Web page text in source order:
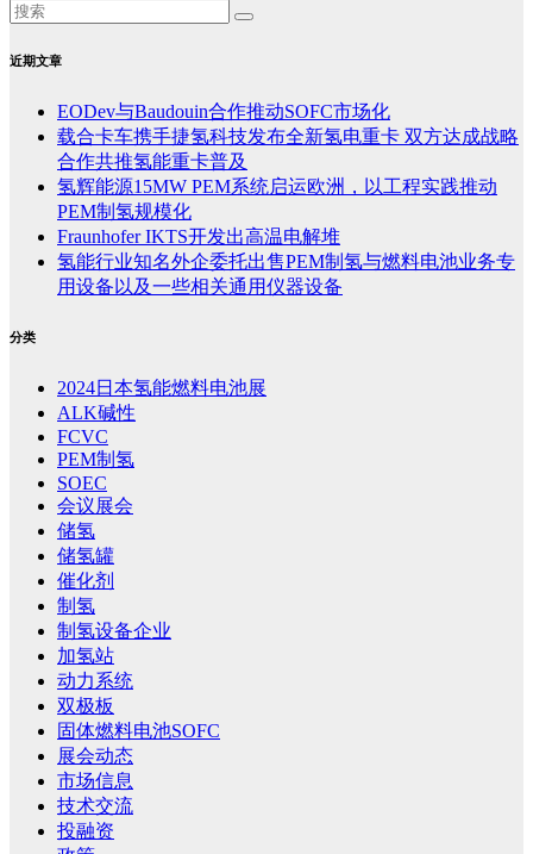
近期文章
EODev与Baudouin合作推动SOFC市场化
载合卡车携手捷氢科技发布全新氢电重卡 双方达成战略
合作共推氢能重卡普及
氢辉能源15MW PEM系统启运欧洲，以工程实践推动
PEM制氢规模化
Fraunhofer IKTS开发出高温电解堆
氢能行业知名外企委托出售PEM制氢与燃料电池业务专
用设备以及一些相关通用仪器设备
分类
2024日本氢能燃料电池展
ALK碱性
FCVC
PEM制氢
SOEC
会议展会
储氢
储氢罐
催化剂
制氢
制氢设备企业
加氢站
动力系统
双极板
固体燃料电池SOFC
展会动态
市场信息
技术交流
投融资